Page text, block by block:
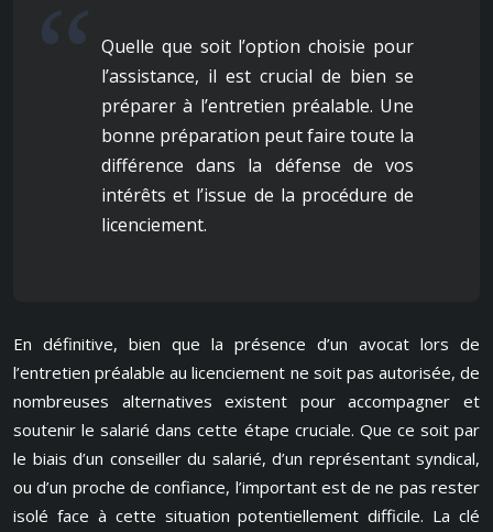
Quelle que soit l’option choisie pour
l’assistance, il est crucial de bien se
préparer à l’entretien préalable. Une
bonne préparation peut faire toute la
différence dans la défense de vos
intérêts et l’issue de la procédure de
licenciement.
En définitive, bien que la présence d’un avocat lors de
l’entretien préalable au licenciement ne soit pas autorisée, de
nombreuses alternatives existent pour accompagner et
soutenir le salarié dans cette étape cruciale. Que ce soit par
le biais d’un conseiller du salarié, d’un représentant syndical,
ou d’un proche de confiance, l’important est de ne pas rester
isolé face à cette situation potentiellement difficile. La clé